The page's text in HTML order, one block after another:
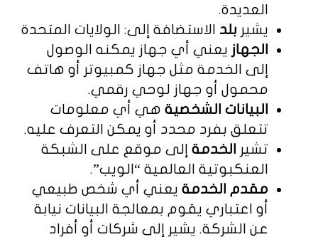
العديدة.
يشير بلد الاستضافة إلى: الولايات المتحدة
الجهاز يعني أي جهاز يمكنه الوصول
إلى الخدمة مثل جهاز كمبيوتر أو هاتف
محمول أو جهاز لوحي رقمي.
البيانات الشخصية هي أي معلومات
تتعلق بفرد محدد أو يمكن التعرف عليه.
تشير
الخدمة إلى موقع على الشبكة
العنكبوتية العالمية “الويب”.
مقدم الخدمة يعني أي شخص طبيعي
أو اعتباري يقوم بمعالجة البيانات نيابة
عن الشركة. يشير إلى شركات أو أفراد